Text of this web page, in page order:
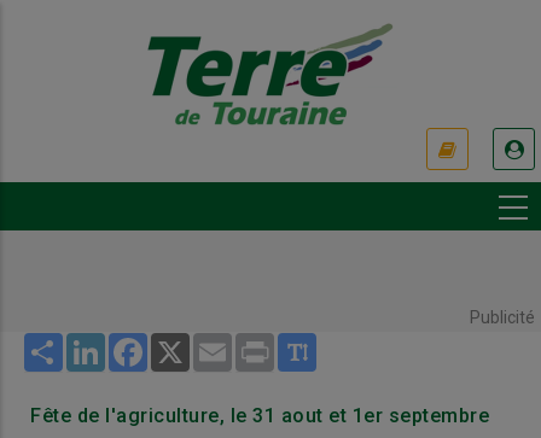
Publicité
Share LinkedInFacebook
X Email Print
Fête de l'agriculture, le 31 aout et 1er septembre